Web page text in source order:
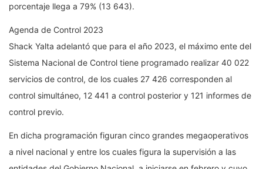
porcentaje llega a 79% (13 643).
Agenda de Control 2023
Shack Yalta adelantó que para el año 2023, el máximo ente del
Sistema Nacional de Control tiene programado realizar 40 022
servicios de control, de los cuales 27 426 corresponden al
control simultáneo, 12 441 a control posterior y 121 informes de
control previo.
En dicha programación figuran cinco grandes megaoperativos
a nivel nacional y entre los cuales figura la supervisión a las